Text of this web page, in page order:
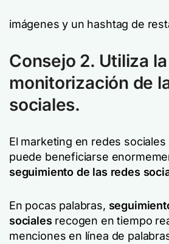
imágenes y un hashtag de
Consejo 2. Utiliza la
monitorización de
sociales.
El marketing en redes
puede beneficiarse
seguimiento de las redes
En pocas palabras,
sociales recogen en tiempo
menciones en línea de